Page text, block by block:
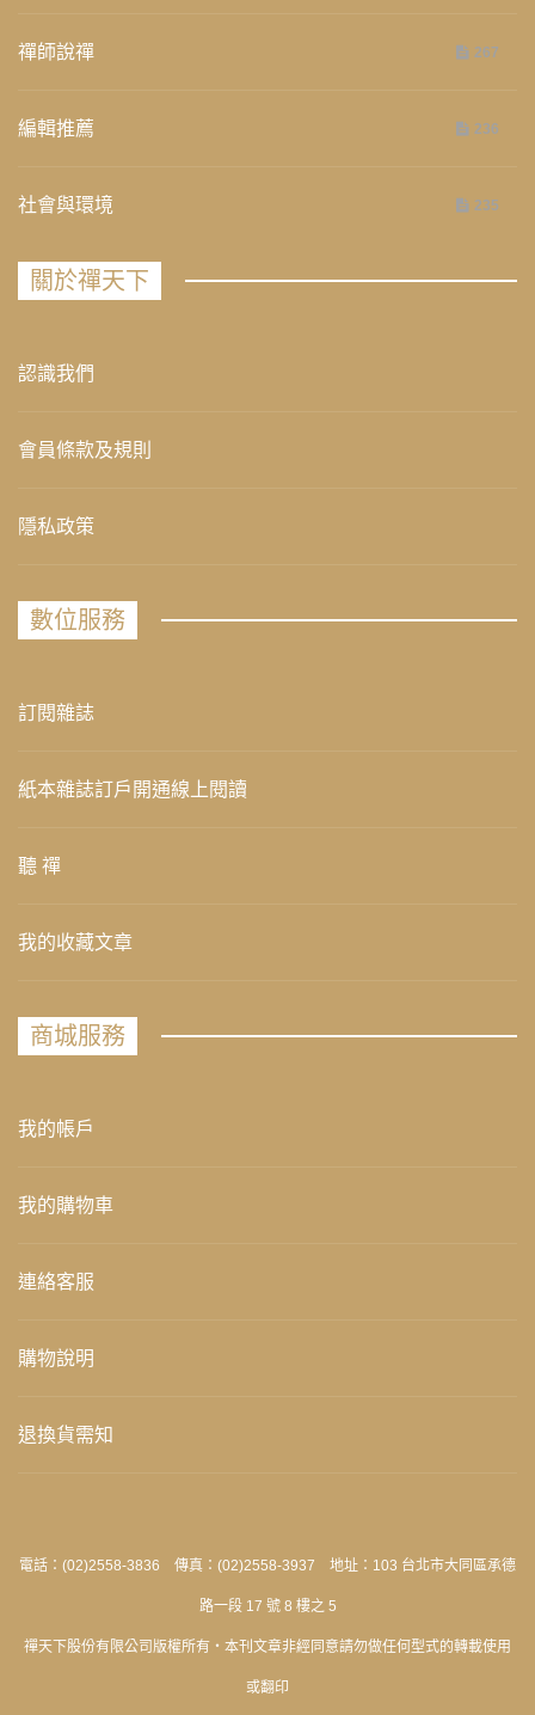
禪師說禪 267
編輯推薦 236
社會與環境 235
關於禪天下
認識我們
會員條款及規則
隱私政策
數位服務
訂閱雜誌
紙本雜誌訂戶開通線上閱讀
聽 禪
我的收藏文章
商城服務
我的帳戶
我的購物車
連絡客服
購物說明
退換貨需知
電話：(02)2558-3836 傳真：(02)2558-3937 地址：103 台北市大同區承德
路一段 17 號 8 樓之 5
禪天下股份有限公司版權所有‧本刊文章非經同意請勿做任何型式的轉載使用
或翻印